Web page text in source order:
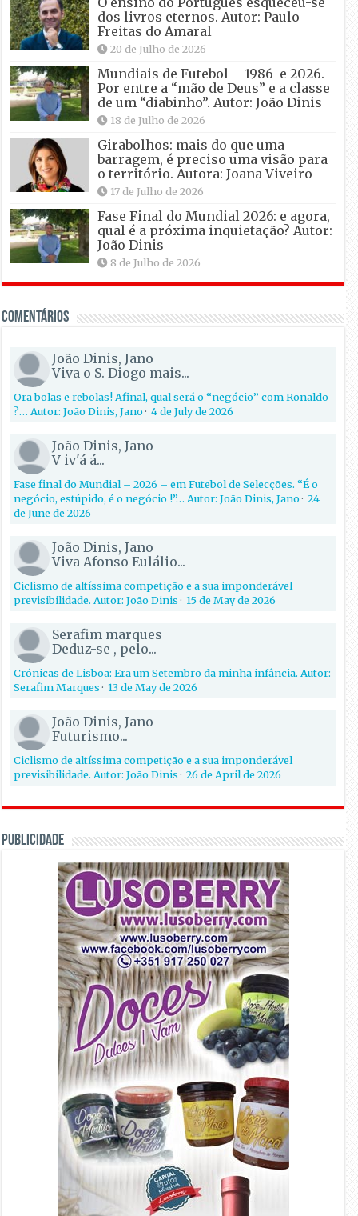
dos livros eternos. Autor: Paulo
Freitas do Amaral
20 de Julho de 2026
Mundiais de Futebol – 1986 e 2026.
Por entre a “mão de Deus” e a classe
de um “diabinho”. Autor: João Dinis
18 de Julho de 2026
Girabolhos: mais do que uma
barragem, é preciso uma visão para
o território. Autora: Joana Viveiro
17 de Julho de 2026
Fase Final do Mundial 2026: e agora,
qual é a próxima inquietação? Autor:
João Dinis
8 de Julho de 2026
Comentários
João Dinis, Jano
Viva o S. Diogo mais...
Ora bolas e rebolas! Afinal, qual será o “negócio” com Ronaldo
?… Autor: João Dinis, Jano·4 de July de 2026
João Dinis, Jano
V iv'á á...
Fase final do Mundial – 2026 – em Futebol de Selecções. “É o
negócio, estúpido, é o negócio !”… Autor: João Dinis, Jano·24
de June de 2026
João Dinis, Jano
Viva Afonso Eulálio...
Ciclismo de altíssima competição e a sua imponderável
previsibilidade. Autor: João Dinis·15 de May de 2026
Serafim marques
Deduz-se , pelo...
Crónicas de Lisboa: Era um Setembro da minha infância. Autor:
Serafim Marques·13 de May de 2026
João Dinis, Jano
Futurismo...
Ciclismo de altíssima competição e a sua imponderável
previsibilidade. Autor: João Dinis·26 de April de 2026
PUBLICIDADE